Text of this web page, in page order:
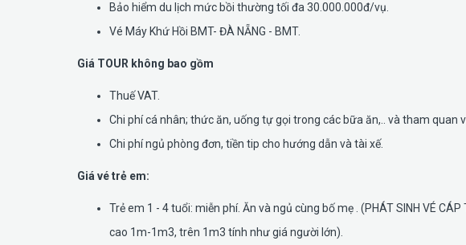
Bảo hiểm du lịch mức bồi thường tối đa 30.000.000đ/vụ.
Vé Máy Khứ Hồi BMT- ĐÀ NẴNG - BMT.
Giá TOUR không bao gồm
Thuế VAT.
Chi phí cá nhân; thức ăn, uống tự gọi trong các bữa ăn,.. và tham quan
Chi phí ngủ phòng đơn, tiền tip cho hướng dẫn và tài xế.
Giá vé trẻ em:
Trẻ em 1 - 4 tuổi: miễn phí. Ăn và ngủ cùng bố mẹ . (PHÁT SINH VÉ
cao 1m-1m3, trên 1m3 tính như giá người lớn).